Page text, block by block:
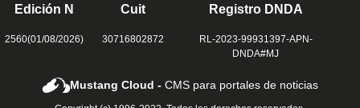
Edición N
2560(01/08/2026)
Cuit
30716802872
Registro DNDA
RL-2023-99931397-APN-
DNDA#MJ
Mustang Cloud -CMS para portales de noticias